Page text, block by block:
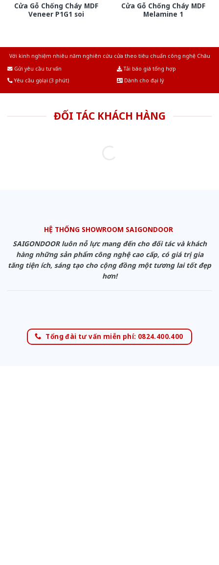
Cửa Gỗ Chống Cháy MDF
Veneer P1G1 soi
Cửa Gỗ Chống Cháy MDF
Melamine 1
Với kinh nghiệm nhiêu năm nghiên cứu cửa theo tiêu chuẩn công nghệ Châu
Gửi yêu cầu tư vấn
Tải báo giá tổng hợp
Yêu cầu gọi lại (3 phút)
Dành cho đại lý
ĐỐI TÁC KHÁCH HÀNG
HỆ THỐNG SHOWROOM SAIGONDOOR
SAIGONDOOR luôn nỗ lực mang đến cho đối tác và khách
hàng những sản phẩm công nghệ cao cấp, có giá trị gia
tăng tiện ích, sáng tạo cho cộng đồng một tương lai tốt đẹp
hơn!
Tổng đài tư vấn miễn phí: 0824.400.400